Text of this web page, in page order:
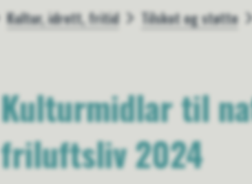
Kultur, idrett, fritid Tilskot og støtte
Kulturmidlar til
friluftsliv 2024